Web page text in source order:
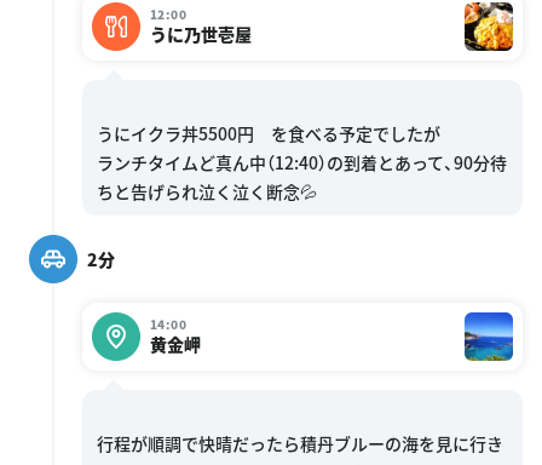
12:00
うに乃世壱屋
うにイクラ丼5500円 を食べる予定でしたが
ランチタイムど真ん中（12:40）の到着とあって、90分待
2分
14:00
黄金岬
行程が順調で快晴だったら積丹ブルーの海を見に行き